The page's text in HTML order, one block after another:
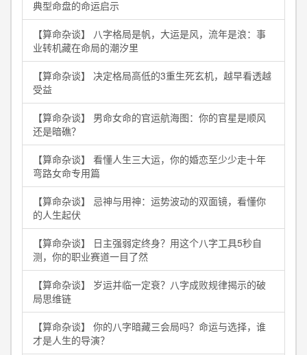
典型命盘的命运启示
【算命杂谈】 八字格局是帆，大运是风，流年是浪：事
业转机藏在命局的潮汐里
【算命杂谈】 决定格局高低的3重生死玄机，越早看透越
受益
【算命杂谈】 男命女命的官运航海图：你的官星是顺风
还是暗礁？
【算命杂谈】 看懂人生三大运，你的婚恋至少少走十年
弯路女命专用篇
【算命杂谈】 忌神与用神：运势波动的双面镜，看懂你
的人生起伏
【算命杂谈】 日主强弱定终身？用这个八字工具5秒自
测，你的职业赛道一目了然
【算命杂谈】 岁运并临一定衰？八字成败规律揭示的破
局思维链
【算命杂谈】 你的八字暗藏三会局吗？命运与选择，谁
才是人生的导演？